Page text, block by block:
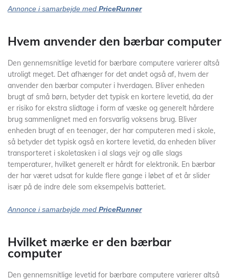
Annonce i samarbejde med PriceRunner
Hvem anvender den bærbar computer
Den gennemsnitlige levetid for bærbare computere varierer altså
utroligt meget. Det afhænger for det andet også af, hvem der
anvender den bærbar computer i hverdagen. Bliver enheden
brugt af små børn, betyder det typisk en kortere levetid, da der
er risiko for ekstra slidtage i form af væske og generelt hårdere
brug sammenlignet med en forsvarlig voksens brug. Bliver
enheden brugt af en teenager, der har computeren med i skole,
så betyder det typisk også en kortere levetid, da enheden bliver
transporteret i skoletasken i al slags vejr og alle slags
temperaturer, hvilket generelt er hårdt for elektronik. En bærbar
der har været udsat for kulde flere gange i løbet af et år slider
især på de indre dele som eksempelvis batteriet.
Annonce i samarbejde med PriceRunner
Hvilket mærke er den bærbar
computer
Den gennemsnitlige levetid for bærbare computere varierer altså